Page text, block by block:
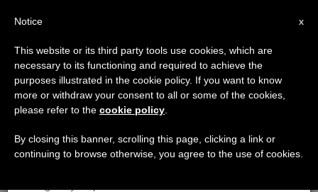
×
Aviso importante
Del 27 de julio al 7 de agosto haremos la pausa
anual, aprovechando que en el periodo de verano
se generan menos informaciones y también el
x
Notice
This website or its third party tools use cookies, which are
necessary to its functioning and required to achieve the
purposes illustrated in the cookie policy. If you want to know
more or withdraw your consent to all or some of the cookies,
please refer to the cookie policy
By closing this banner, scrolling this page, clicking a link or
continuing to browse otherwise, you agree to the use of cookies.